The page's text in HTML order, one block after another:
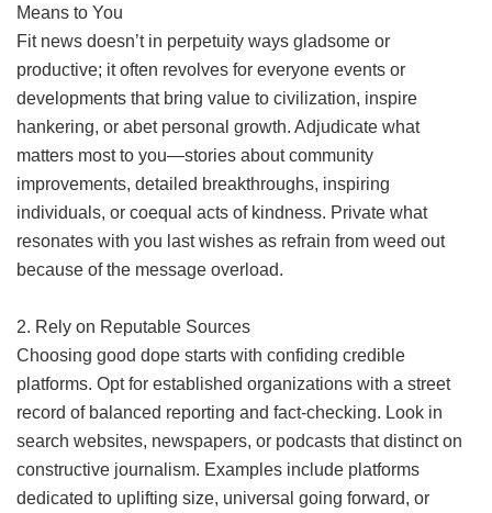
Means to You
Fit news doesn’t in perpetuity ways gladsome or
productive; it often revolves for everyone events or
developments that bring value to civilization, inspire
hankering, or abet personal growth. Adjudicate what
matters most to you—stories about community
improvements, detailed breakthroughs, inspiring
individuals, or coequal acts of kindness. Private what
resonates with you last wishes as refrain from weed out
because of the message overload.
2. Rely on Reputable Sources
Choosing good dope starts with confiding credible
platforms. Opt for established organizations with a street
record of balanced reporting and fact-checking. Look in
search websites, newspapers, or podcasts that distinct on
constructive journalism. Examples include platforms
dedicated to uplifting size, universal going forward, or